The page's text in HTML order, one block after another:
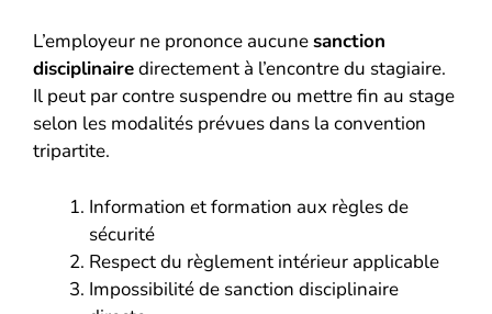
L’employeur ne prononce aucunesanction
disciplinairedirectement à l’encontre du stagiaire.
Il peut par contre suspendre ou mettre fin au stage
selon les modalités prévues dans la convention
tripartite.
Information et formation aux règles de
sécurité
Respect du règlement intérieur applicable
Impossibilité de sanction disciplinaire